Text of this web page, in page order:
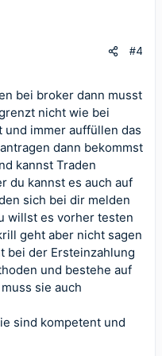
#4
bei broker dann musst
nicht wie bei
immer auffüllen das
dann bekommst
kannst Traden
du kannst es auch auf
sich bei dir melden
willst es vorher testen
geht aber nicht sagen
bei der Ersteinzahlung
und bestehe auf
sie auch
sind kompetent und